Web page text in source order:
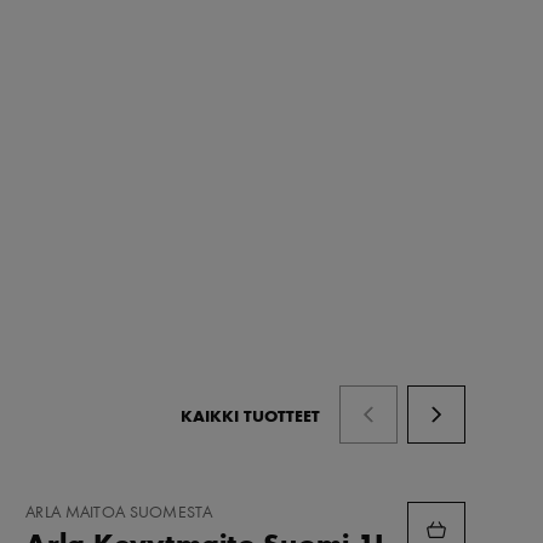
KAIKKI TUOTTEET
LISÄÄ
ARLA MAITOA SUOMESTA